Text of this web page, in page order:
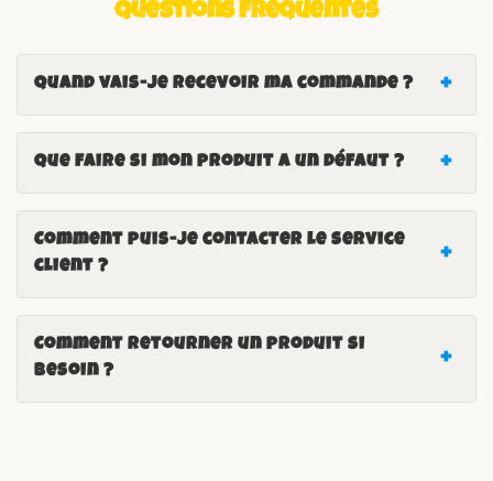
Questions fréquentes
Quand vais-je recevoir ma commande ?
Que faire si mon produit a un défaut ?
Comment puis-je contacter le service
client ?
Comment retourner un produit si
besoin ?